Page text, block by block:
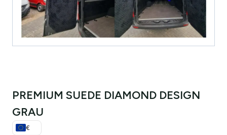
PREMIUM SUEDE DIAMOND DESIGN
GRAU
€